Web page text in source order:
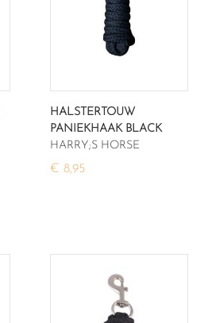
HALSTERTOUW
PANIEKHAAK BLACK
HARRY;S HORSE
€ 8,95